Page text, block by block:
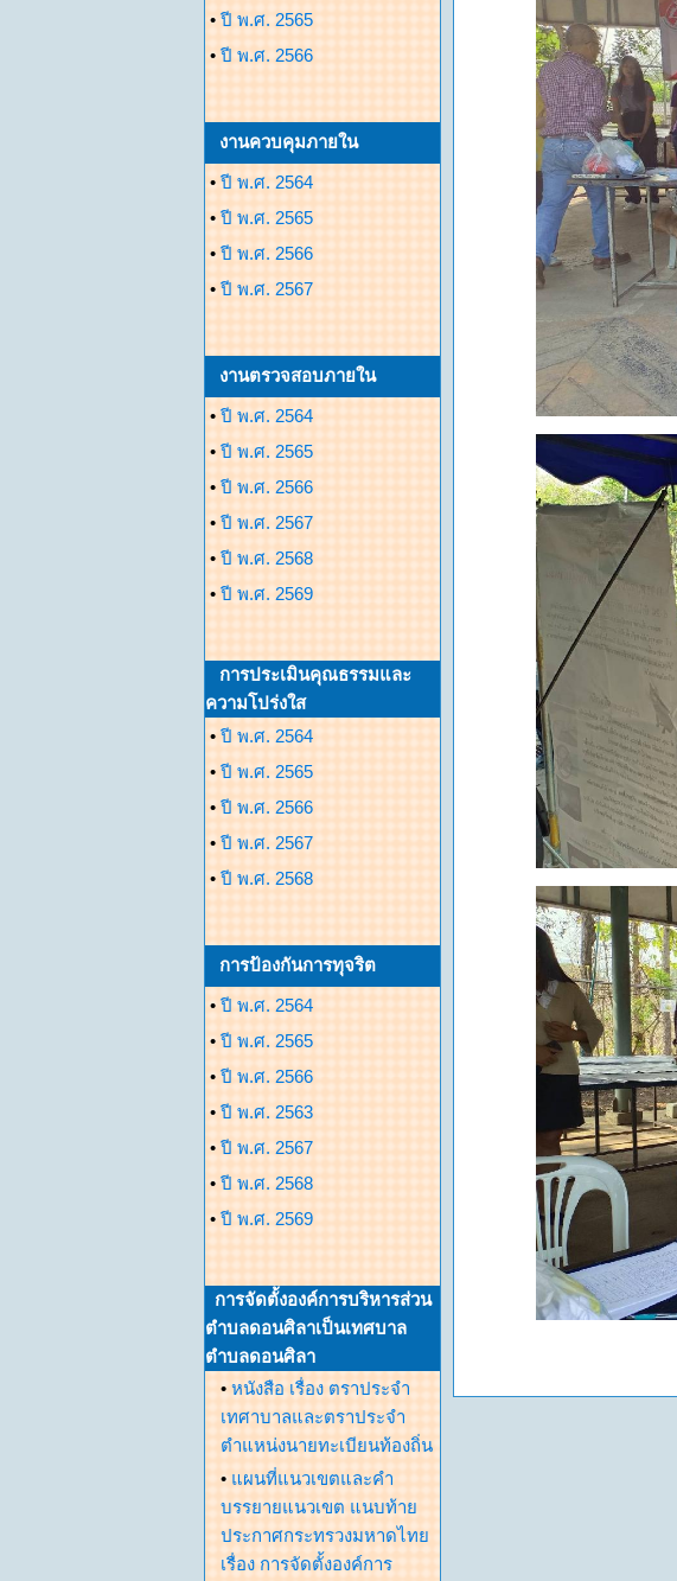
• ปี พ.ศ. 2565
• ปี พ.ศ. 2566
งานควบคุมภายใน
• ปี พ.ศ. 2564
• ปี พ.ศ. 2565
• ปี พ.ศ. 2566
• ปี พ.ศ. 2567
งานตรวจสอบภายใน
• ปี พ.ศ. 2564
• ปี พ.ศ. 2565
• ปี พ.ศ. 2566
• ปี พ.ศ. 2567
• ปี พ.ศ. 2568
• ปี พ.ศ. 2569
การประเมินคุณธรรมและ
ความโปร่งใส
• ปี พ.ศ. 2564
• ปี พ.ศ. 2565
• ปี พ.ศ. 2566
• ปี พ.ศ. 2567
• ปี พ.ศ. 2568
การป้องกันการทุจริต
• ปี พ.ศ. 2564
• ปี พ.ศ. 2565
• ปี พ.ศ. 2566
• ปี พ.ศ. 2563
• ปี พ.ศ. 2567
• ปี พ.ศ. 2568
• ปี พ.ศ. 2569
การจัดตั้งองค์การบริหารส่วน
ตำบลดอนศิลาเป็นเทศบาล
ตำบลดอนศิลา
• หนังสือ เรื่อง ตราประจำ
เทศาบาลและตราประจำ
ตำแหน่งนายทะเบียนท้องถิ่น
• แผนที่แนวเขตและคำ
บรรยายแนวเขต แนบท้าย
ประกาศกระทรวงมหาดไทย
เรื่อง การจัดตั้งองค์การ